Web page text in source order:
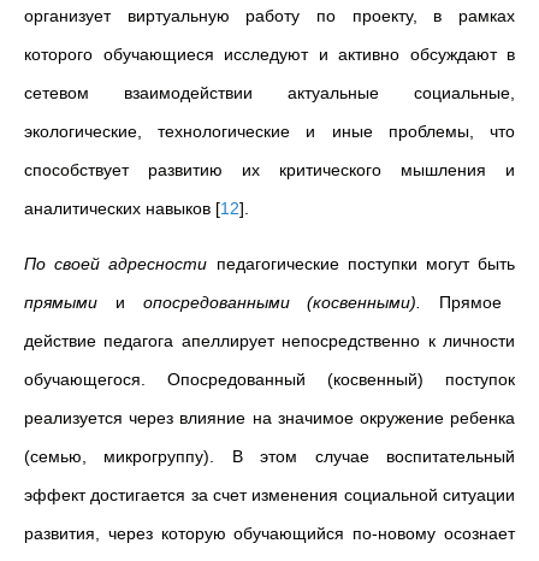
организует виртуальную работу по проекту, в рамках
которого обучающиеся исследуют и активно обсуждают в
сетевом взаимодействии актуальные социальные,
экологические, технологические и иные проблемы, что
способствует развитию их критического мышления и
аналитических навыков [12]
По своей адресности педагогические поступки могут быть
прямыми и опосредованными (косвенными).
Прямое
действие педагога апеллирует непосредственно к личности
обучающегося. Опосредованный (косвенный) поступок
реализуется через влияние на значимое окружение ребенка
(семью, микрогруппу). В этом случае воспитательный
эффект достигается за счет изменения социальной ситуации
развития, через которую обучающийся по-новому осознает